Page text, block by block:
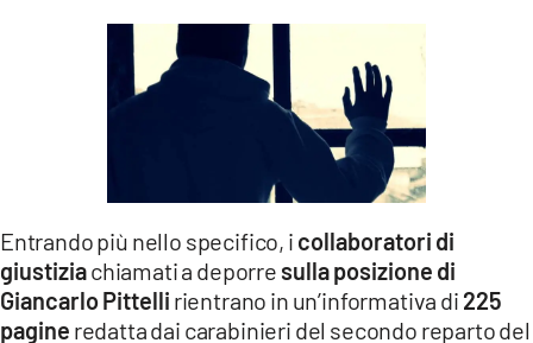
Entrando più nello specifico, i collaboratori di
giustiziachiamati a deporre sulla posizione di
Giancarlo Pittelli rientrano in un’informativa di 225
pagine redatta dai carabinieri del secondo reparto del